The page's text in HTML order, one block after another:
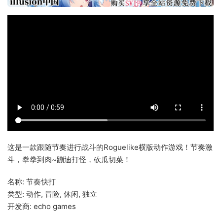
这是一款跟随节奏进行战斗的Roguelike横版动作游戏！节奏激
斗，拳拳到肉~蹦迪打怪，砍瓜切菜！
名称: 节奏快打
类型: 动作, 冒险, 休闲, 独立
开发商: echo games